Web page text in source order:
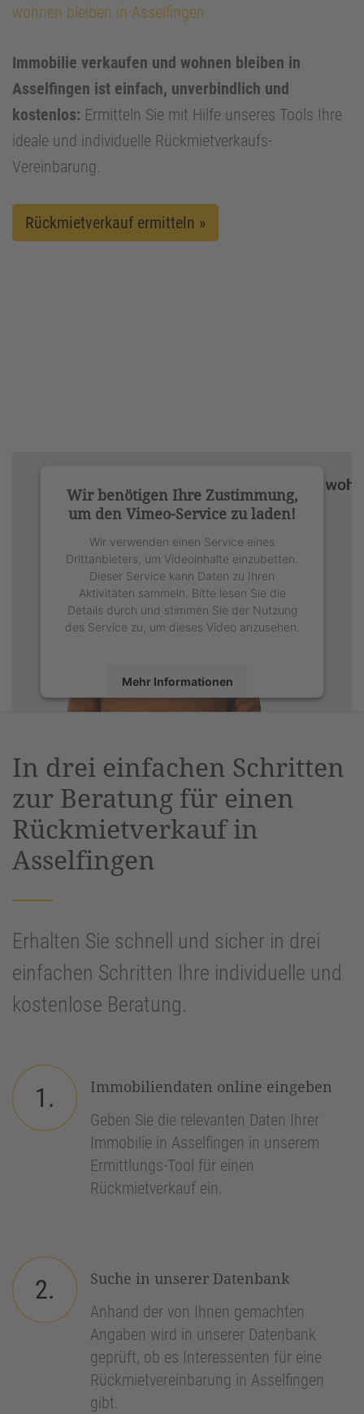
wohnen bleiben in Asselfingen
Immobilie verkaufen und wohnen bleiben in
Asselfingen ist einfach, unverbindlich und
kostenlos: Ermitteln Sie mit Hilfe unseres Tools Ihre
ideale und individuelle Rückmietverkaufs-
Vereinbarung.
Rückmietverkauf ermitteln »
Wir benötigen Ihre Zustimmung,
um den Vimeo-Service zu laden!
Wir verwenden einen Service eines
Drittanbieters, um Videoinhalte einzubetten.
Dieser Service kann Daten zu Ihren
Aktivitäten sammeln. Bitte lesen Sie die
Details durch und stimmen Sie der Nutzung
des Service zu, um dieses Video anzusehen.
Mehr Informationen
Management Platform&eRecht24
In drei einfachen Schritten
zur Beratung für einen
Rückmietverkauf in
Asselfingen
Erhalten Sie schnell und sicher in drei
einfachen Schritten Ihre individuelle und
kostenlose Beratung.
1.
Immobiliendaten online eingeben
Geben Sie die relevanten Daten Ihrer
Immobilie in Asselfingen in unserem
Ermittlungs-Tool für einen
Rückmietverkauf ein.
2.
Suche in unserer Datenbank
Anhand der von Ihnen gemachten
Angaben wird in unserer Datenbank
geprüft, ob es Interessenten für eine
Rückmietvereinbarung in Asselfingen
gibt.